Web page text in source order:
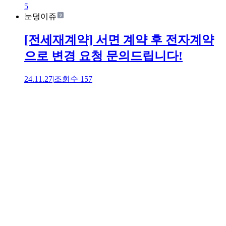
5
눈덩이쥬
[전세재계약] 서면 계약 후 전자계약
으로 변경 요청 문의드립니다!
24.11.27|조회수 157